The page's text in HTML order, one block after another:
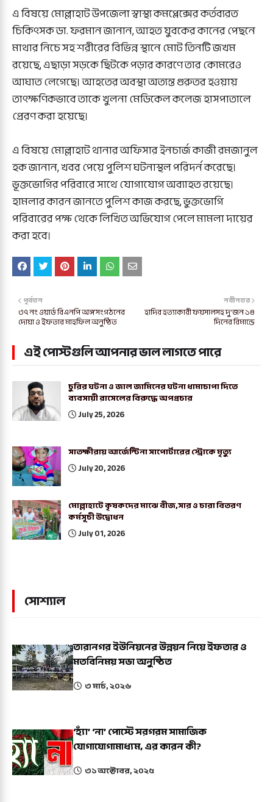
এ বিষয়ে মোল্লাহাট উপজেলা স্বাস্থ্য কমপ্লেক্সের কর্তব্যরত
চিকিৎসক ডা. ফরমান জানান, আহত যুবকের কানের পেছনে
মাথার নিচে সহ শরীরের বিভিন্ন স্থানে মোট তিনটি জখম
রয়েছে, এছাড়া সড়কে ছিটকে পড়ার কারণে তার কোমরেও
আঘাত লেগেছে। আহতের অবস্থা অত্যন্ত গুরুতর হওয়ায়
তাৎক্ষণিকভাবে তাকে খুলনা মেডিকেল কলেজ হাসপাতালে
প্রেরণ করা হয়েছে।
এ বিষয়ে মোল্লাহাট থানার অফিসার ইনচার্জ কাজী রমজানুল
হক জানান, খবর পেয়ে পুলিশ ঘটনাস্থল পরিদর্ন করেছে।
ভূক্তভোগির পরিবারে সাথে যোগাযোগ অব্যাহত রয়েছে।
হামলার কারন জানতে পুলিশ কাজ করছে, ভুক্তভোগি
পরিবারের পক্ষ থেকে লিখিত অভিযোগ পেলে মামলা দায়ের
করা হবে।
নবীনতর
হাদির হত্যাকারী ফয়সালসহ দু’জন ১৪
দিনের রিমান্ডে
পূর্বতন
৩৭ নং ওয়ার্ড বিএনপি অঙ্গ সংগঠনের
দোয়া ও ইফতার মাহফিল অনুষ্ঠিত
এই পোস্টগুলি আপনার ভাল লাগতে পারে
চুরির ঘটনা ও জাল জামিনের ঘটনা ধামাচাপা দিতে
ব্যবসায়ী রাসেলের বিরুদ্ধে অপপ্রচার
July 25, 2026
সাতক্ষীরায় আর্জেন্টিনা সাপোর্টারের স্ট্রোকে মৃত্যু
July 20, 2026
মোল্লাহাটে কৃষকদের মাঝে বীজ,সার ও চারা বিতরণ
কর্মসূচী উদ্বোধন
July 01, 2026
সোশ্যাল
তারানগর ইউনিয়নের উন্নয়ন নিয়ে ইফতার ও
মতবিনিময় সভা অনুষ্ঠিত
৩ মার্চ, ২০২৬
‘হ্যাঁ’ ‘না’ পোস্টে সরগরম সামাজিক
যোগাযোগামাধ্যম, এর কারন কী?
৩১ অক্টোবর, ২০২৫